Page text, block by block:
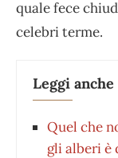
quale fece
celebri terme.
Leggi anche
Quel che
gli alberi